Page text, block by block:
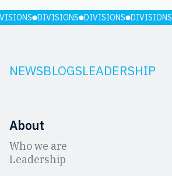
DIVISIONS DIVISIONS DIVISIONS
NEWSBLOGSLEADERSHIP
About
Who we are
Leadership